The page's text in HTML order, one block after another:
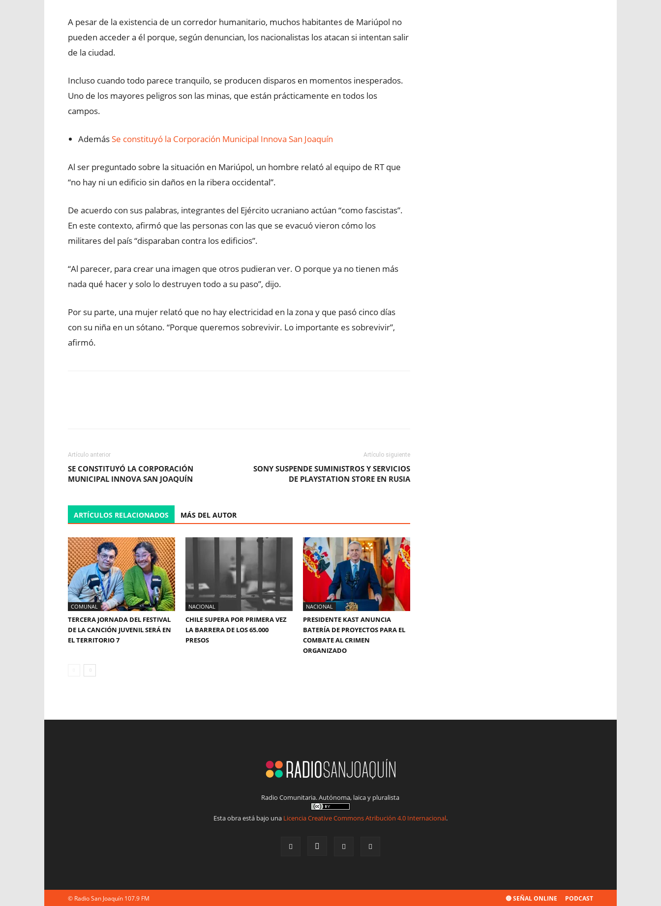
A pesar de la existencia de un corredor humanitario, muchos habitantes de Mariúpol no
pueden acceder a él porque, según denuncian, los nacionalistas los atacan si intentan salir
de la ciudad.
Incluso cuando todo parece tranquilo, se producen disparos en momentos inesperados.
Uno de los mayores peligros son las minas, que están prácticamente en todos los
campos.
AdemásSe constituyó la Corporación Municipal Innova San Joaquín
Al ser preguntado sobre la situación en Mariúpol, un hombre relató al equipo de RT que
“no hay ni un edificio sin daños en la ribera occidental”.
De acuerdo con sus palabras, integrantes del Ejército ucraniano actúan “como fascistas”.
En este contexto, afirmó que las personas con las que se evacuó vieron cómo los
militares del país “disparaban contra los edificios”.
“Al parecer, para crear una imagen que otros pudieran ver. O porque ya no tienen más
nada qué hacer y solo lo destruyen todo a su paso”, dijo.
Por su parte, una mujer relató que no hay electricidad en la zona y que pasó cinco días
con su niña en un sótano. “Porque queremos sobrevivir. Lo importante es sobrevivir”,
afirmó.
Artículo anterior
SE CONSTITUYÓ LA CORPORACIÓN
MUNICIPAL INNOVA SAN JOAQUÍN
Artículo siguiente
SONY SUSPENDE SUMINISTROS Y SERVICIOS
DE PLAYSTATION STORE EN RUSIA
ARTÍCULOS RELACIONADOS MÁS DEL AUTOR
COMUNAL
TERCERA JORNADA DEL FESTIVAL
DE LA CANCIÓN JUVENIL SERÁ EN
EL TERRITORIO 7
NACIONAL
CHILE SUPERA POR PRIMERA VEZ
LA BARRERA DE LOS 65.000
PRESOS
NACIONAL
PRESIDENTE KAST ANUNCIA
BATERÍA DE PROYECTOS PARA EL
COMBATE AL CRIMEN
ORGANIZADO
Radio Comunitaria. Autónoma, laica y pluralista
Esta obra está bajo una Licencia Creative Commons Atribución 4.0 Internacional.
🔴 SEÑAL ONLINE PODCAST
© Radio San Joaquín 107.9 FM